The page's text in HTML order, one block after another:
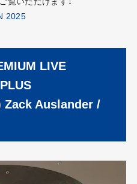
2025
LIVE
Zack Auslander /